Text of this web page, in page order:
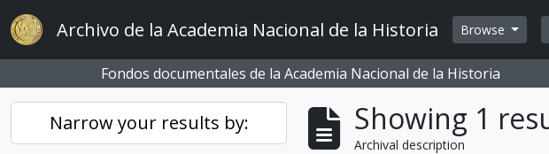
Skip to main content
Archivo de la Academia Nacional de la Historia Browse
Fondos documentales de la Academia Nacional de la Historia
Narrow your results by: Showing 1
Archival description